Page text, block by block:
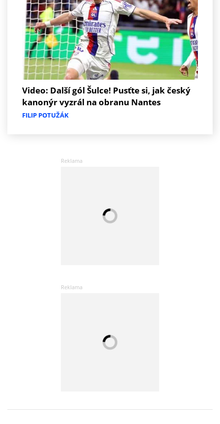
Video: Další gól Šulce! Pusťte si, jak český
kanonýr vyzrál na obranu Nantes
FILIP POTUŽÁK